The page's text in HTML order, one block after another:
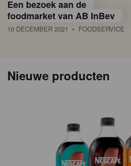
Een bezoek aan de
foodmarket van AB InBev
10 DECEMBER 2021 • FOODSERVICE
Nieuwe producten